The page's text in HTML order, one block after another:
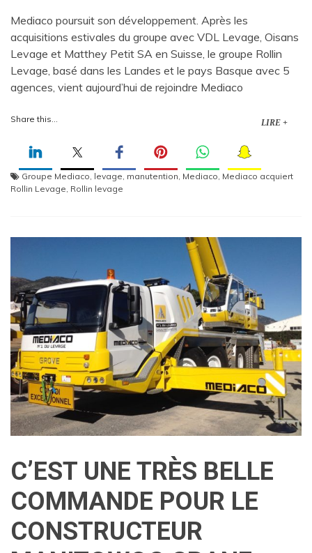
Mediaco poursuit son développement. Après les
acquisitions estivales du groupe avec VDL Levage, Oisans
Levage et Matthey Petit SA en Suisse, le groupe Rollin
Levage, basé dans les Landes et le pays Basque avec 5
agences, vient aujourd’hui de rejoindre Mediaco
Share this... LIRE +
Groupe Mediaco levage manutention Mediaco Mediaco acquiert
Rollin Levage Rollin levage
C’EST UNE TRÈS BELLE
COMMANDE POUR LE
CONSTRUCTEUR